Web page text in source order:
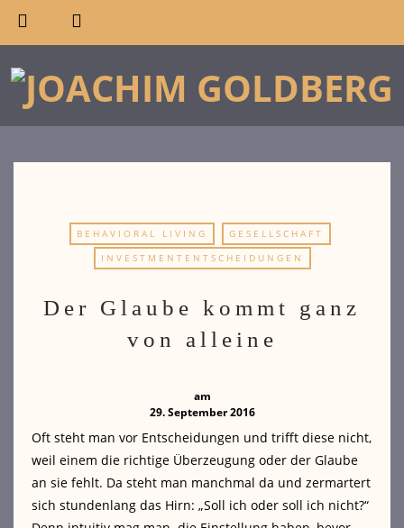
BEHAVIORAL LIVING
GESELLSCHAFT
INVESTMENTENTSCHEIDUNGEN
Der Glaube kommt ganz
von alleine
am
29. September 2016
Oft steht man vor Entscheidungen und trifft diese nicht,
weil einem die richtige Überzeugung oder der Glaube
an sie fehlt. Da steht man manchmal da und zermartert
sich stundenlang das Hirn: „Soll ich oder soll ich nicht?“